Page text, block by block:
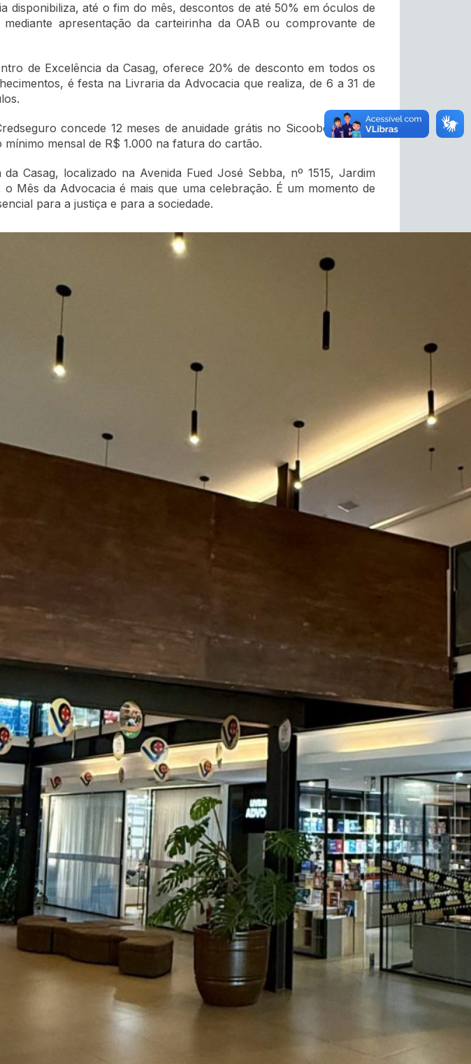
disponibiliza, até o fim do mês, descontos de até 50% em óculos de
apresentação da carteirinha da OAB ou comprovante de
de Excelência da Casag, oferece 20% de desconto em todos os
é festa na Livraria da Advocacia que realiza, de 6 a 31 de
concede 12 meses de anuidade grátis no Sicoobcard para
mínimo mensal de R$ 1.000 na fatura do cartão.
Casag, localizado na Avenida Fued José Sebba, nº 1515, Jardim
Mês da Advocacia é mais que uma celebração. É um momento de
para a justiça e para a sociedade.